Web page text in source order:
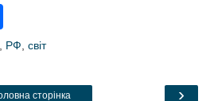
r
, РФ, світ
›
сторінка